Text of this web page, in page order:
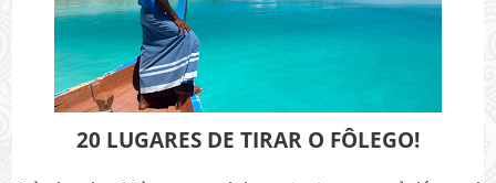
20 LUGARES DE TIRAR O FÔLEGO!